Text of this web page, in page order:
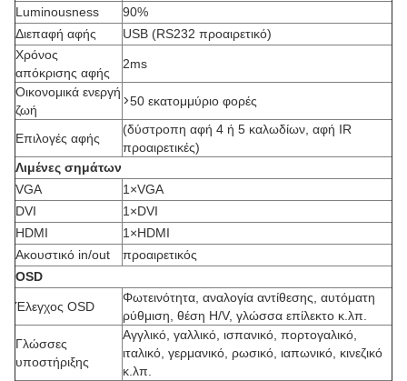
Luminousness
90%
Διεπαφή αφής
USB (RS232 προαιρετικό)
Χρόνος
απόκρισης αφής
2ms
Οικονομικά ενεργή
ζωή
>50 εκατομμύριο φορές
Επιλογές αφής
(δύστροπη αφή 4 ή 5 καλωδίων, αφή IR
προαιρετικές)
Λιμένες σημάτων
VGA
1×VGA
DVI
1×DVI
HDMI
1×HDMI
Ακουστικό in/out
προαιρετικός
OSD
Έλεγχος OSD
Φωτεινότητα, αναλογία αντίθεσης, αυτόματη
ρύθμιση, θέση H/V, γλώσσα επίλεκτο κ.λπ.
Γλώσσες
υποστήριξης
Αγγλικό, γαλλικό, ισπανικό, πορτογαλικό,
ιταλικό, γερμανικό, ρωσικό, ιαπωνικό, κινεζικό
κ.λπ.